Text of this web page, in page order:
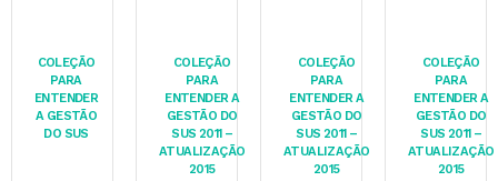
COLEÇÃO
PARA
ENTENDER
A GESTÃO
DO SUS
COLEÇÃO
PARA
ENTENDER A
GESTÃO DO
SUS 2011 –
ATUALIZAÇÃO
2015
COLEÇÃO
PARA
ENTENDER A
GESTÃO DO
SUS 2011 –
ATUALIZAÇÃO
2015
COLEÇÃO
PARA
ENTENDER A
GESTÃO DO
SUS 2011 –
ATUALIZAÇÃO
2015